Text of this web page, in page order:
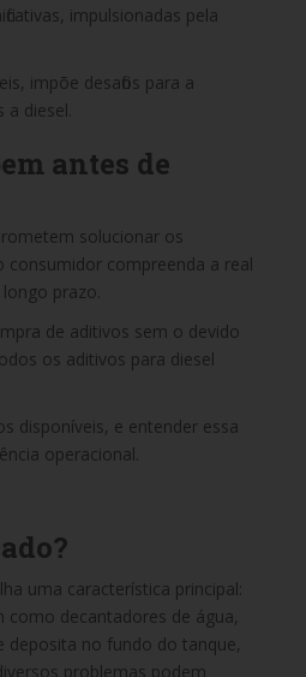
impulsionadas pela
impõe desafios para a
a diesel.
antes de
solucionar os
compreenda a real
prazo.
de aditivos sem o devido
os aditivos para diesel
disponíveis, e entender essa
operacional.
uma característica principal:
como decantadores de água,
deposita no fundo do tanque,
problemas podem